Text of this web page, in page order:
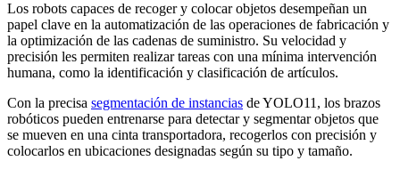
Los robots capaces de recoger y colocar objetos desempeñan un
papel clave en la automatización de las operaciones de fabricación y
la optimización de las cadenas de suministro. Su velocidad y
precisión les permiten realizar tareas con una mínima intervención
humana, como la identificación y clasificación de artículos.
Con la precisa segmentación de instancias de YOLO11, los brazos
robóticos pueden entrenarse para detectar y segmentar objetos que
se mueven en una cinta transportadora, recogerlos con precisión y
colocarlos en ubicaciones designadas según su tipo y tamaño.